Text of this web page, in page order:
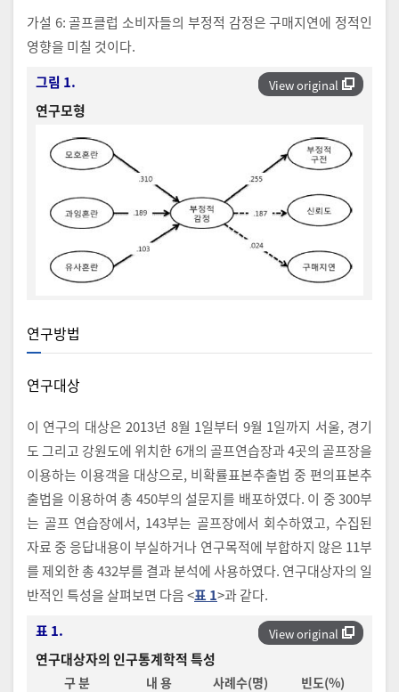
가설 6: 골프클럽 소비자들의 부정적 감정은 구매지연에 정적인
영향을 미칠 것이다.
View original
그림 1.
연구모형
연구방법
연구대상
이 연구의 대상은 2013년 8월 1일부터 9월 1일까지 서울, 경기
도 그리고 강원도에 위치한 6개의 골프연습장과 4곳의 골프장을
이용하는 이용객을 대상으로, 비확률표본추출법 중 편의표본추
출법을 이용하여 총 450부의 설문지를 배포하였다. 이 중 300부
는 골프 연습장에서, 143부는 골프장에서 회수하였고, 수집된
자료 중 응답내용이 부실하거나 연구목적에 부합하지 않은 11부
를 제외한 총 432부를 결과 분석에 사용하였다. 연구대상자의 일
반적인 특성을 살펴보면 다음 <표 1>과 같다.
View original
표 1.
연구대상자의 인구통계학적 특성
구 분 내 용 사례수(명)
빈도(%)